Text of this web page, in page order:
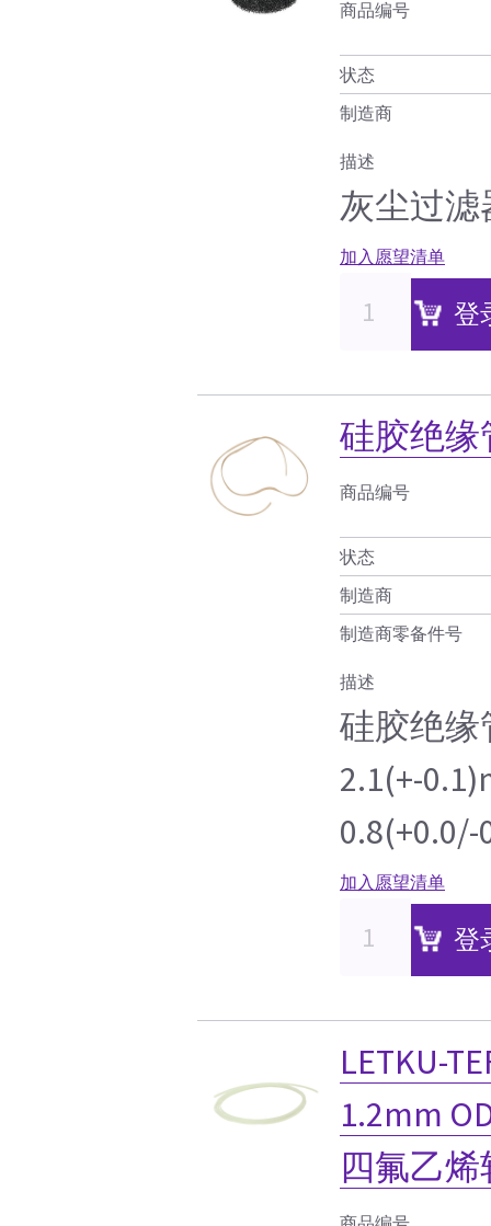
商品编号
状态
制造商
描述
灰尘过滤
加入愿望清单
登
硅胶绝缘
商品编号
状态
制造商
制造商零备件号
描述
硅胶绝缘
2.1(+-
加入愿望清单
登
LETKU-
1.2mm
四氟乙